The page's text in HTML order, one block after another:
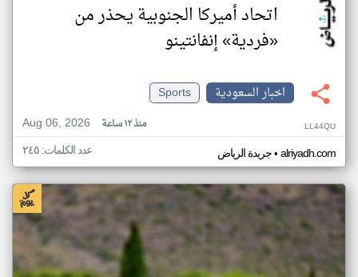
اتحاد أميركا الجنوبية يحذر من
«فردية» إنفانتينو
اخبار السعودية
Sports
Aug 06, 2026
منذ ١٢ ساعة LL44QU
جريدة الرياض• alriyadh.com عدد الكلمات: ٢٤٥